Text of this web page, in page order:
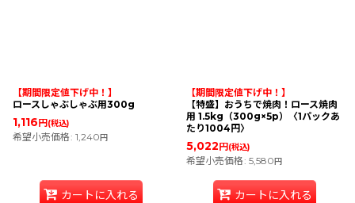
【期間限定値下げ中！】
ロースしゃぶしゃぶ用300g
1,116 円 (税込)
希望小売価格: 1,240円
カートに入れる
【期間限定値下げ中！】
【特盛】おうちで焼肉！ロース焼肉
用 1.5kg（300g×5p）〈1パックあ
たり1004円〉
5,022 円 (税込)
希望小売価格: 5,580円
カートに入れる